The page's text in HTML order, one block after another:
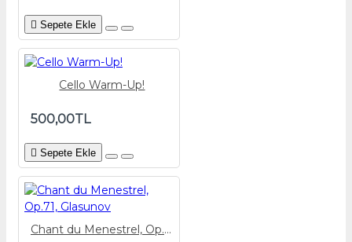
Sepete Ekle
Cello Warm-Up!
500,00TL
Sepete Ekle
Chant du Menestrel, Op.71, Glasunov